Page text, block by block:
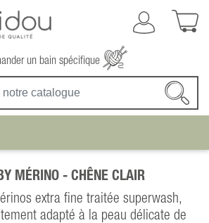
un bain spécifique
MÉRINO - CHÊNE CLAIR
extra fine traitée superwash,
adapté à la peau délicate de